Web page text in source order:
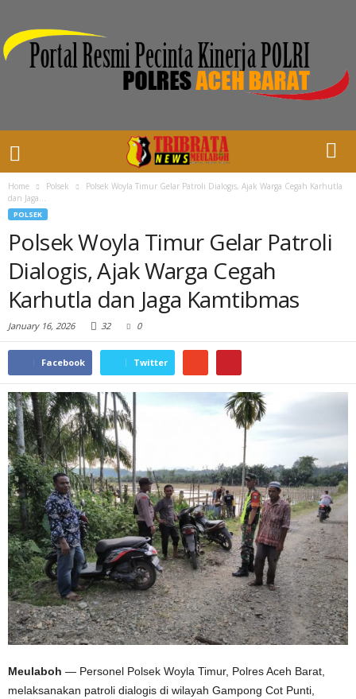
Home Polsek
Polsek Woyla Timur Gelar Patroli Dialogis, Ajak Warga Cegah Karhutla
dan Jaga...
POLSEK
Polsek Woyla Timur Gelar Patroli
Dialogis, Ajak Warga Cegah
Karhutla dan Jaga Kamtibmas
January 16, 2026 32 0
Facebook Twitter
Meulaboh — Personel Polsek Woyla Timur, Polres Aceh Barat,
melaksanakan patroli dialogis di wilayah Gampong Cot Punti,